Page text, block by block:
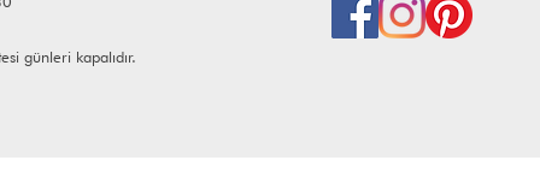
günleri kapalıdır.